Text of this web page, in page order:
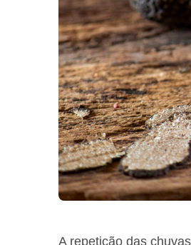
A repetição das